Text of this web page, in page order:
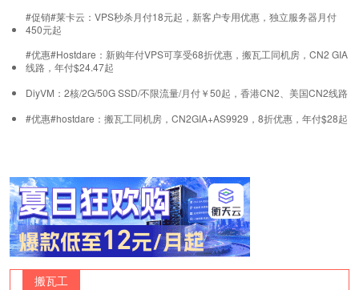
#促销#莱卡云：VPS秒杀月付18元起，新客户专用优惠，独立服务器月付
450元起
#优惠#Hostdare：新购年付VPS可享受68折优惠，搬瓦工同机房，CN2 GIA
线路，年付$24.47起
DiyVM：2核/2G/50G SSD/不限流量/月付￥50起，香港CN2、美国CN2线路
#优惠#hostdare：搬瓦工同机房，CN2GIA+AS9929，8折优惠，年付$28起
搬瓦工